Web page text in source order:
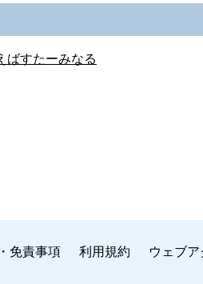
すたーみなる
免責事項 利用規約 ウェブ